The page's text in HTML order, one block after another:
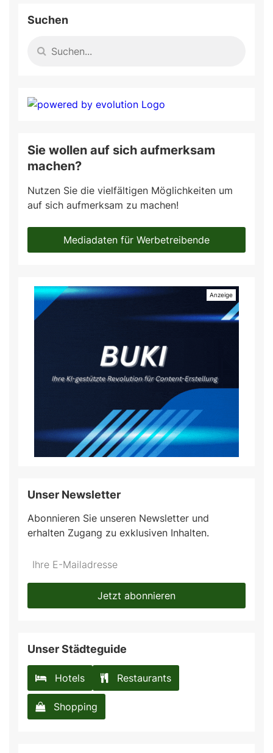
Suchen
Sie wollen auf sich aufmerksam
machen?
Nutzen Sie die vielfältigen Möglichkeiten um
auf sich aufmerksam zu machen!
Mediadaten für Werbetreibende
Unser Newsletter
Abonnieren Sie unseren Newsletter und
erhalten Zugang zu exklusiven Inhalten.
Do
*Ihre
Jetzt abonnieren
Unser Städteguide
Hotels Restaurants
Shopping